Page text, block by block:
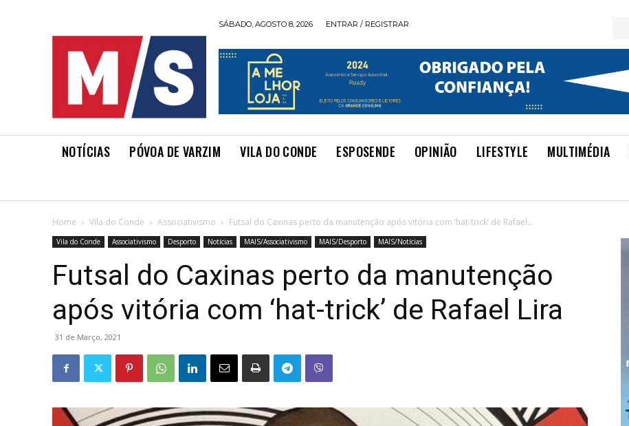
SÁBADO, AGOSTO 8, 2026 ENTRAR / REGISTRAR
NOTÍCIAS PÓVOA DE VARZIM VILA DO CONDE ESPOSENDE OPINIÃO LIFESTYLE MULTIMÉDIA
Home Vila do Conde Associativismo Futsal do Caxinas perto da manutenção após vitória com ‘hat-trick’ de Rafael...
Vila do Conde Associativismo Desporto Notícias MAIS/Associativismo MAIS/Desporto MAIS/Notícias
Futsal do Caxinas perto da manutenção
após vitória com ‘hat-trick’ de Rafael Lira
31 de Março, 2021